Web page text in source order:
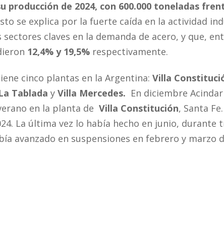
producción de 2024, con 600.000 toneladas
se explica por la fuerte caída en la actividad
claves en la demanda de acero, y que,
12,4% y 19,5% respectivamente.
cinco plantas en la Argentina:Villa
Tablada yVilla Mercedes. En diciembre Acindar
en la planta de Villa Constitución, Santa
La última vez lo había hecho en junio, durante
avanzado en suspensiones en febrero y marzo